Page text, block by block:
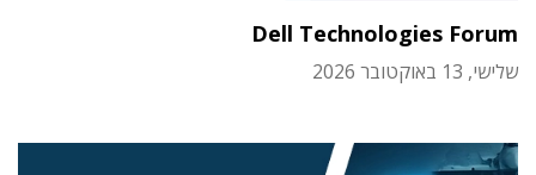
Dell Technologies Forum
שלישי, 13 באוקטובר 2026